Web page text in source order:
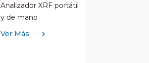
Analizador XRF portátil
y de mano
Ver Más